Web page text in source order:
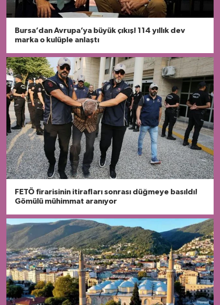
Bursa’dan Avrupa’ya büyük çıkış! 114 yıllık dev
marka o kulüple anlaştı
FETÖ firarisinin itirafları sonrası düğmeye basıldı!
Gömülü mühimmat aranıyor